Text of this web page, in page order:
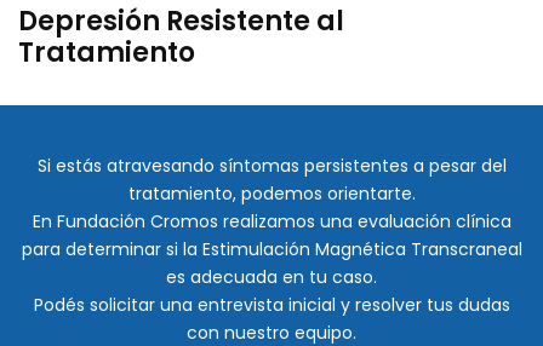
Depresión Resistente al
Tratamiento
Si estás atravesando síntomas persistentes a pesar del
tratamiento, podemos orientarte.
En Fundación Cromos realizamos una evaluación clínica
para determinar si la Estimulación Magnética Transcraneal
es adecuada en tu caso.
Podés solicitar una entrevista inicial y resolver tus dudas
con nuestro equipo.